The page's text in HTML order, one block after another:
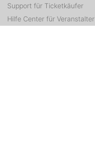
Support für Ticketkäufer
Hilfe Center für Veranstalter